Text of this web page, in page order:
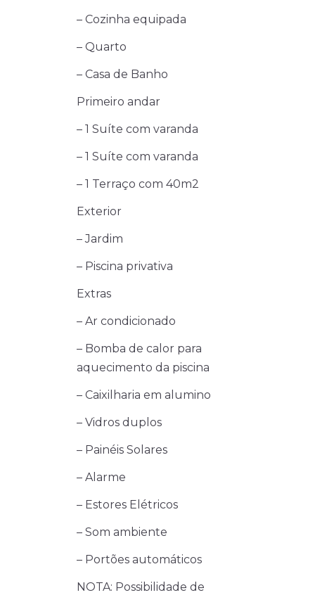
– Cozinha equipada
– Quarto
– Casa de Banho
Primeiro andar
– 1 Suíte com varanda
– 1 Suíte com varanda
– 1 Terraço com 40m2
Exterior
– Jardim
– Piscina privativa
Extras
– Ar condicionado
– Bomba de calor para
aquecimento da piscina
– Caixilharia em alumino
– Vidros duplos
– Painéis Solares
– Alarme
– Estores Elétricos
– Som ambiente
– Portões automáticos
NOTA: Possibilidade de